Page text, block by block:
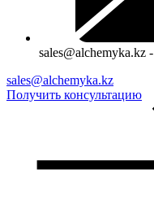
sales@alchemyka.kz -
sales@alchemyka.kz
Получить консультацию